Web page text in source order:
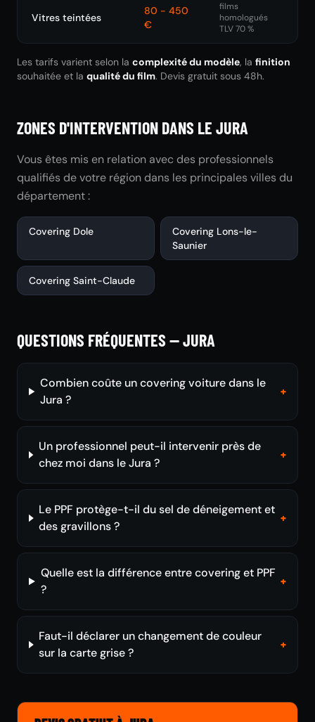
Vitres teintées
80 - 450
€
films
homologués
TLV 70 %
Les tarifs varient selon la complexité du modèle, la finition
souhaitée et la qualité du film. Devis gratuit sous 48h.
ZONES D'INTERVENTION DANS LE JURA
Vous êtes mis en relation avec des professionnels
qualifiés de votre région dans les principales villes du
département :
Covering Dole
Covering Lons-le-
Saunier
Covering Saint-Claude
QUESTIONS FRÉQUENTES — JURA
Combien coûte un covering voiture dans le
Jura ?
+
Un professionnel peut-il intervenir près de
chez moi dans le Jura ?
+
Le PPF protège-t-il du sel de déneigement et
des gravillons ?
+
Quelle est la différence entre covering et PPF
?
+
Faut-il déclarer un changement de couleur
sur la carte grise ?
+